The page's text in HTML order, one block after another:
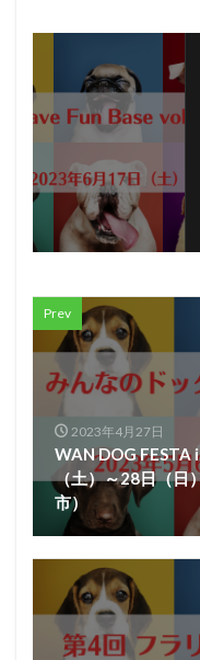
Prev
2023年4月27日
WAN DOG FESTA
（土）～28日（日
市）